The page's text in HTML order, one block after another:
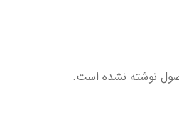
نوشته نشده است.